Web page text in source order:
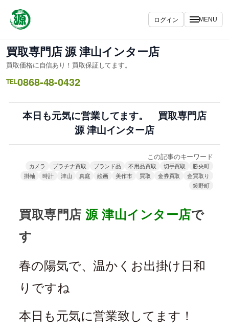
ス
キ
ッ
プ
ログイン MENU
買取専門店 源 津山インター店
買取価格に自信あり！買取保証してます。
TEL0868-48-0432
本日も元気に営業してます。 買取専門店
源 津山インター店
この記事のキーワード
カメラ プラチナ買取 ブランド品 不用品買取 切手買取
勝央町
掛軸
時計 津山 真庭 絵画 美作市 買取 金券買取
金買取り
鏡野町
買取専門店 源 津山インター店で
す
春の陽気で、温かくお出掛け日和
りですね
本日も元気に営業致してます！